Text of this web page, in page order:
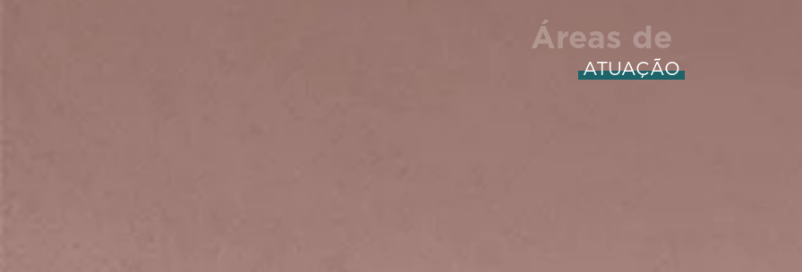
Áreas de
ATUAÇÃO